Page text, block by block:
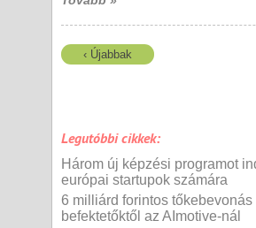
‹ Újabbak
Legutóbbi cikkek:
Három új képzési programot
európai startupok számára
6 milliárd forintos tőkebevonás
befektetőktől az AImotive-nál